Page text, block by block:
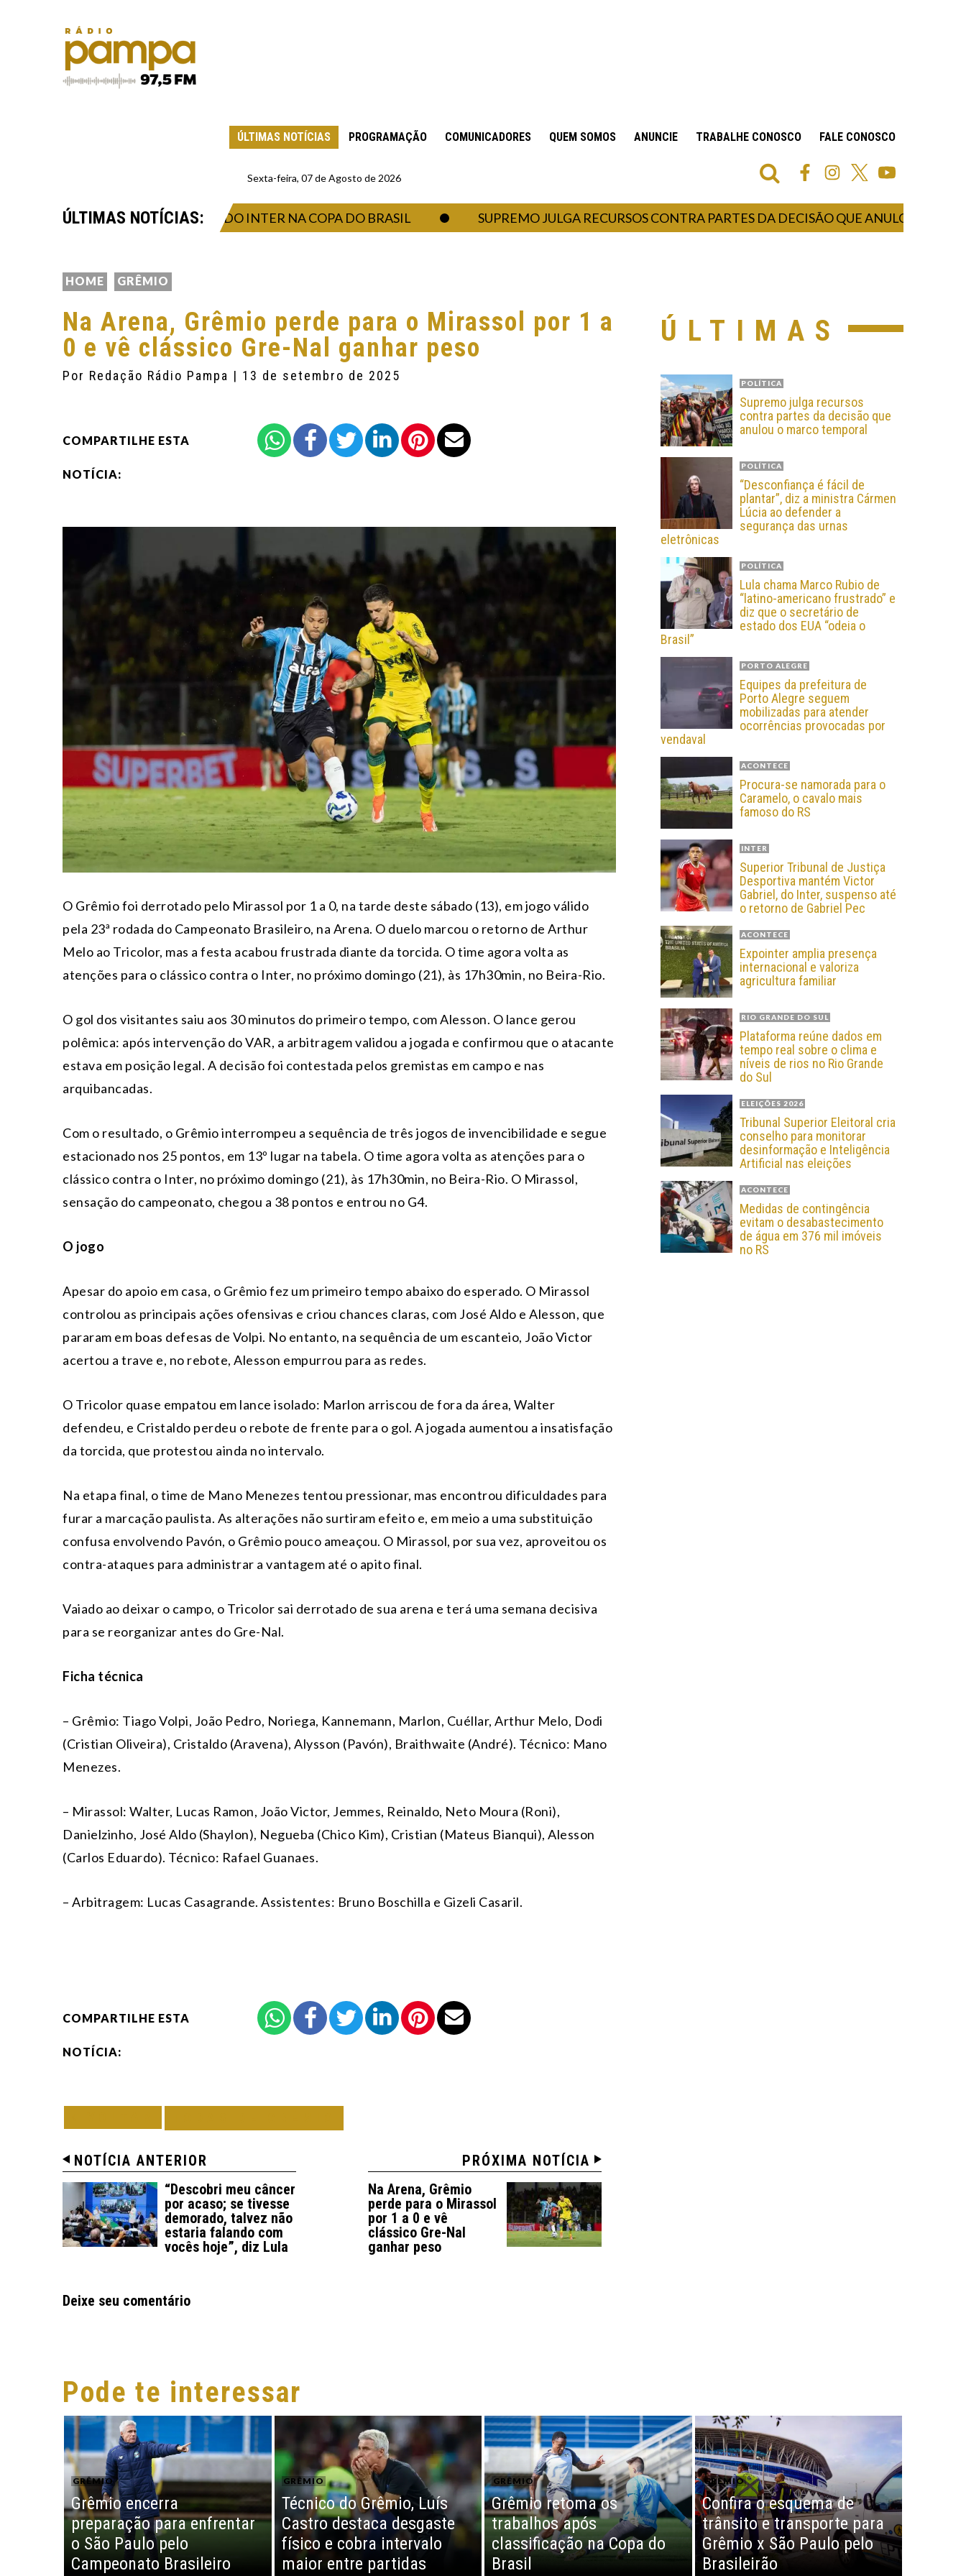
ÚLTIMAS NOTÍCIAS PROGRAMAÇÃO COMUNICADORES QUEM SOMOS ANUNCIE TRABALHE CONOSCO FALE CONOSCO
Sexta-feira, 07 de Agosto de 2026
ÚLTIMAS NOTÍCIAS:
APÓS A CLASSIFICAÇÃO DO INTER NA COPA DO BRASIL SUPREMO JULGA RECURSOS CONTRA PARTES DA DECISÃO QUE ANULOU O MARCO
HOME GRÊMIO
Na Arena, Grêmio perde para o Mirassol por 1 a
0 e vê clássico Gre-Nal ganhar peso
Por Redação Rádio Pampa | 13 de setembro de 2025
COMPARTILHE ESTA
NOTÍCIA:
O Grêmio foi derrotado pelo Mirassol por 1 a 0, na tarde deste sábado (13), em jogo válido
pela 23ª rodada do Campeonato Brasileiro, na Arena. O duelo marcou o retorno de Arthur
Melo ao Tricolor, mas a festa acabou frustrada diante da torcida. O time agora volta as
atenções para o clássico contra o Inter, no próximo domingo (21), às 17h30min, no Beira-Rio.
O gol dos visitantes saiu aos 30 minutos do primeiro tempo, com Alesson. O lance gerou
polêmica: após intervenção do VAR, a arbitragem validou a jogada e confirmou que o atacante
estava em posição legal. A decisão foi contestada pelos gremistas em campo e nas
arquibancadas.
Com o resultado, o Grêmio interrompeu a sequência de três jogos de invencibilidade e segue
estacionado nos 25 pontos, em 13º lugar na tabela. O time agora volta as atenções para o
clássico contra o Inter, no próximo domingo (21), às 17h30min, no Beira-Rio. O Mirassol,
sensação do campeonato, chegou a 38 pontos e entrou no G4.
O jogo
Apesar do apoio em casa, o Grêmio fez um primeiro tempo abaixo do esperado. O Mirassol
controlou as principais ações ofensivas e criou chances claras, com José Aldo e Alesson, que
pararam em boas defesas de Volpi. No entanto, na sequência de um escanteio, João Victor
acertou a trave e, no rebote, Alesson empurrou para as redes.
O Tricolor quase empatou em lance isolado: Marlon arriscou de fora da área, Walter
defendeu, e Cristaldo perdeu o rebote de frente para o gol. A jogada aumentou a insatisfação
da torcida, que protestou ainda no intervalo.
Na etapa final, o time de Mano Menezes tentou pressionar, mas encontrou dificuldades para
furar a marcação paulista. As alterações não surtiram efeito e, em meio a uma substituição
confusa envolvendo Pavón, o Grêmio pouco ameaçou. O Mirassol, por sua vez, aproveitou os
contra-ataques para administrar a vantagem até o apito final.
Vaiado ao deixar o campo, o Tricolor sai derrotado de sua arena e terá uma semana decisiva
para se reorganizar antes do Gre-Nal.
Ficha técnica
– Grêmio: Tiago Volpi, João Pedro, Noriega, Kannemann, Marlon, Cuéllar, Arthur Melo, Dodi
(Cristian Oliveira), Cristaldo (Aravena), Alysson (Pavón), Braithwaite (André). Técnico: Mano
Menezes.
– Mirassol: Walter, Lucas Ramon, João Victor, Jemmes, Reinaldo, Neto Moura (Roni),
Danielzinho, José Aldo (Shaylon), Negueba (Chico Kim), Cristian (Mateus Bianqui), Alesson
(Carlos Eduardo). Técnico: Rafael Guanaes.
– Arbitragem: Lucas Casagrande. Assistentes: Bruno Boschilla e Gizeli Casaril.
COMPARTILHE ESTA
NOTÍCIA:
NOTÍCIA ANTERIOR
“Descobri meu câncer
por acaso; se tivesse
demorado, talvez não
estaria falando com
vocês hoje”, diz Lula
PRÓXIMA NOTÍCIA
Na Arena, Grêmio
perde para o Mirassol
por 1 a 0 e vê
clássico Gre-Nal
ganhar peso
Deixe seu comentário
ÚLTIMAS
POLÍTICA
Supremo julga recursos
contra partes da decisão que
anulou o marco temporal
POLÍTICA
“Desconfiança é fácil de
plantar”, diz a ministra Cármen
Lúcia ao defender a
segurança das urnas
eletrônicas
POLÍTICA
Lula chama Marco Rubio de
“latino-americano frustrado” e
diz que o secretário de
estado dos EUA “odeia o
Brasil”
PORTO ALEGRE
Equipes da prefeitura de
Porto Alegre seguem
mobilizadas para atender
ocorrências provocadas por
vendaval
ACONTECE
Procura-se namorada para o
Caramelo, o cavalo mais
famoso do RS
INTER
Superior Tribunal de Justiça
Desportiva mantém Victor
Gabriel, do Inter, suspenso até
o retorno de Gabriel Pec
ACONTECE
Expointer amplia presença
internacional e valoriza
agricultura familiar
RIO GRANDE DO SUL
Plataforma reúne dados em
tempo real sobre o clima e
níveis de rios no Rio Grande
do Sul
ELEIÇÕES 2026
Tribunal Superior Eleitoral cria
conselho para monitorar
desinformação e Inteligência
Artificial nas eleições
ACONTECE
Medidas de contingência
evitam o desabastecimento
de água em 376 mil imóveis
no RS
Pode te interessar
GRÊMIO
Grêmio encerra
preparação para enfrentar
o São Paulo pelo
Campeonato Brasileiro
GRÊMIO
Técnico do Grêmio, Luís
Castro destaca desgaste
físico e cobra intervalo
maior entre partidas
GRÊMIO
Grêmio retoma os
trabalhos após
classificação na Copa do
Brasil
GRÊMIO
Confira o esquema de
trânsito e transporte para
Grêmio x São Paulo pelo
Brasileirão